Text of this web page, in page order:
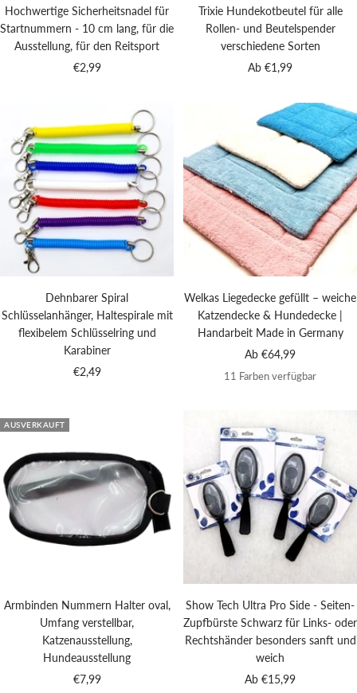
Hochwertige Sicherheitsnadel für
Startnummern - 10 cm lang, für die
Ausstellung, für den Reitsport
Angebotspreis
€2,99
Trixie Hundekotbeutel für alle
Rollen- und Beutelspender
verschiedene Sorten
Angebotspreis
Ab €1,99
Dehnbarer Spiral
Schlüsselanhänger, Haltespirale mit
flexibelem Schlüsselring und
Karabiner
Angebotspreis
€2,49
Welkas Liegedecke gefüllt – weiche
Katzendecke & Hundedecke |
Handarbeit Made in Germany
Angebotspreis
Ab €64,99
11 Farben verfügbar
AUSVERKAUFT
Armbinden Nummern Halter oval,
Umfang verstellbar,
Katzenausstellung,
Hundeausstellung
Angebotspreis
€7,99
Show Tech Ultra Pro Side - Seiten-
Zupfbürste Schwarz für Links- oder
Rechtshänder besonders sanft und
weich
Angebotspreis
Ab €15,99